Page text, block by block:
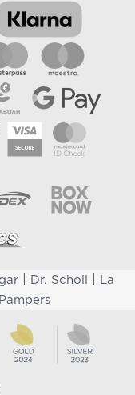
| Dr. Scholl
La
Pampers